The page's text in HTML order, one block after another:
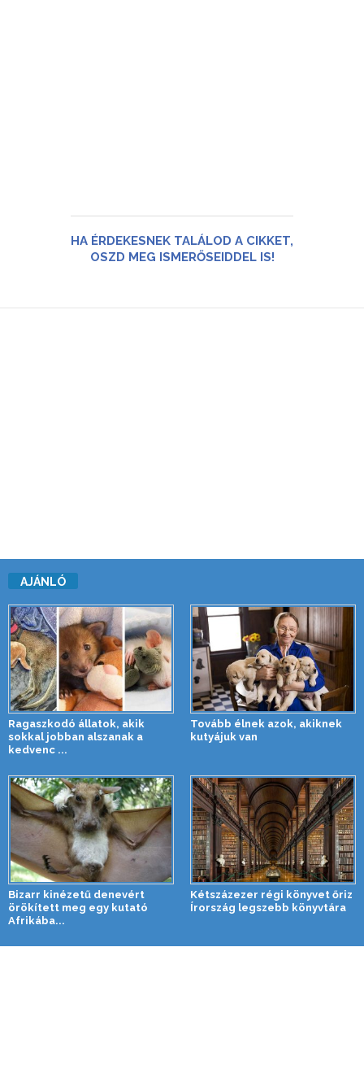
HA ÉRDEKESNEK TALÁLOD A CIKKET,
OSZD MEG ISMERŐSEIDDEL IS!
AJÁNLÓ
Ragaszkodó állatok, akik
sokkal jobban alszanak a
kedvenc ...
Tovább élnek azok, akiknek
kutyájuk van
Bizarr kinézetű denevért
örökített meg egy kutató
Afrikába...
Kétszázezer régi könyvet őriz
Írország legszebb könyvtára